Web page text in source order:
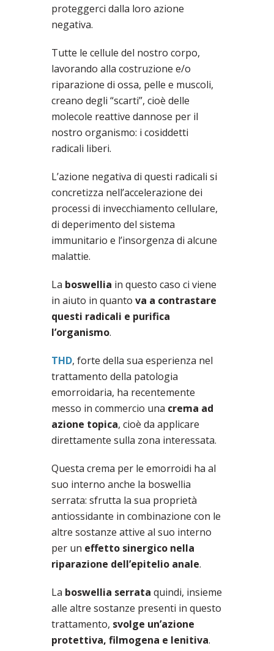
proteggerci dalla loro azione
negativa.
Tutte le cellule del nostro corpo,
lavorando alla costruzione e/o
riparazione di ossa, pelle e muscoli,
creano degli “scarti”, cioè delle
molecole reattive dannose per il
nostro organismo: i cosiddetti
radicali liberi.
L’azione negativa di questi radicali si
concretizza nell’accelerazione dei
processi di invecchiamento cellulare,
di deperimento del sistema
immunitario e l’insorgenza di alcune
malattie.
La boswellia in questo caso ci viene
in aiuto in quanto va a contrastare
questi radicali e purifica
l’organismo.
THD, forte della sua esperienza nel
trattamento della patologia
emorroidaria, ha recentemente
messo in commercio una crema ad
azione topica, cioè da applicare
direttamente sulla zona interessata.
Questa crema per le emorroidi ha al
suo interno anche la boswellia
serrata: sfrutta la sua proprietà
antiossidante in combinazione con le
altre sostanze attive al suo interno
per un effetto sinergico nella
riparazione dell’epitelio anale.
La boswellia serrata quindi, insieme
alle altre sostanze presenti in questo
trattamento, svolge un’azione
protettiva, filmogena e lenitiva.